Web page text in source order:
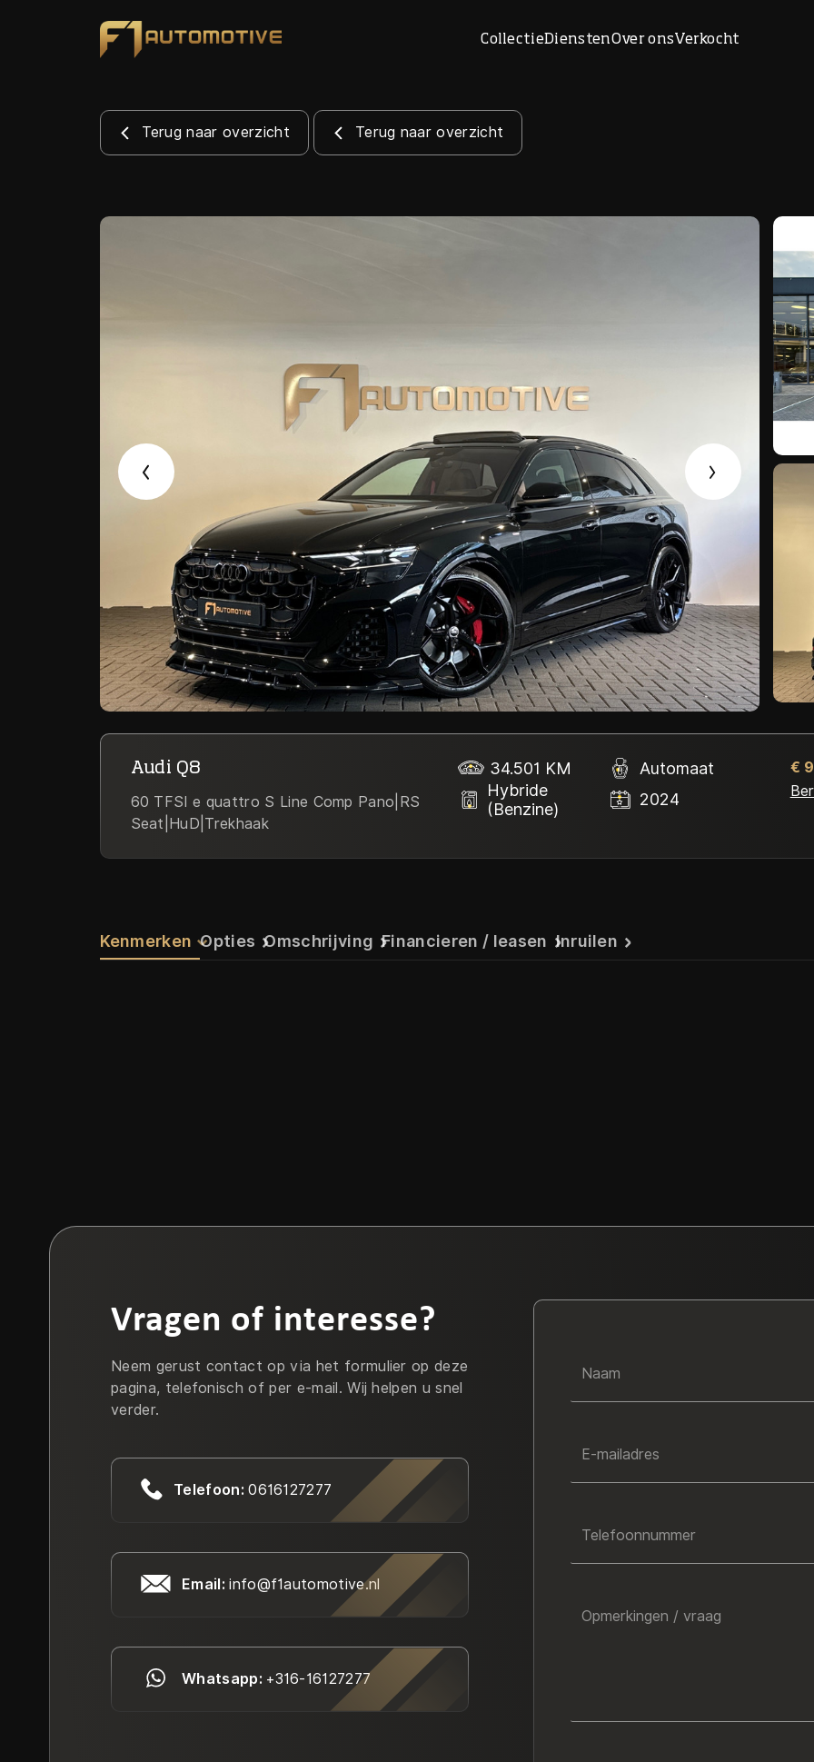
CollectieDienstenOver onsVerkocht
Collectie
Verkocht
Contact
Terug naar overzicht Terug naar overzicht
Audi Q8
60 TFSI e quattro S Line Comp Pano|RS
Seat|HuD|Trekhaak
34.501 KM
Automaat
Hybride
(Benzine)
2024
€
Kenmerken Opties Omschrijving Financieren / leasen Inruilen
Vragen of interesse?
Neem gerust contact op via het formulier op deze
pagina, telefonisch of per e-mail. Wij helpen u snel
verder.
Telefoon:0616127277
Email:info@f1automotive.nl
Whatsapp: +316-16127277
Naam
E-mailadres
Telefoonnummer
Opmerkingen / vraag